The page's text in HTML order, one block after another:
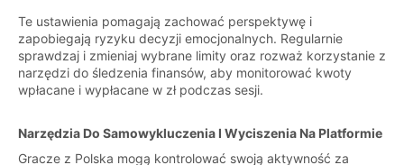
Te ustawienia pomagają zachować perspektywę i
zapobiegają ryzyku decyzji emocjonalnych. Regularnie
sprawdzaj i zmieniaj wybrane limity oraz rozważ korzystanie z
narzędzi do śledzenia finansów, aby monitorować kwoty
wpłacane i wypłacane w zł podczas sesji.
Narzędzia Do Samowykluczenia I Wyciszenia Na Platformie
Gracze z Polska mogą kontrolować swoją aktywność za